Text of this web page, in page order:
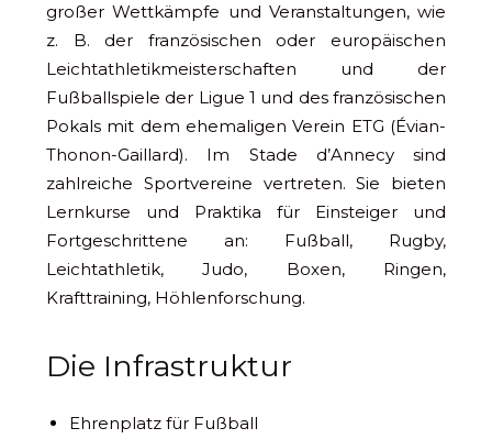
großer Wettkämpfe und Veranstaltungen, wie
z. B. der französischen oder europäischen
Leichtathletikmeisterschaften und der
Fußballspiele der Ligue 1 und des französischen
Pokals mit dem ehemaligen Verein ETG (Évian-
Thonon-Gaillard). Im Stade d’Annecy sind
zahlreiche Sportvereine vertreten. Sie bieten
Lernkurse und Praktika für Einsteiger und
Fortgeschrittene an: Fußball, Rugby,
Leichtathletik, Judo, Boxen, Ringen,
Krafttraining, Höhlenforschung.
Die Infrastruktur
Ehrenplatz für Fußball